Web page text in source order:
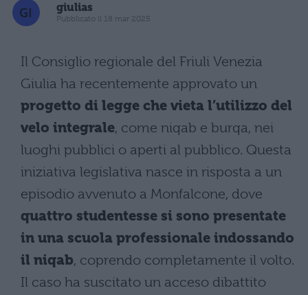
giulias
Pubblicato il 18 mar 2025
Il Consiglio regionale del Friuli Venezia
Giulia ha recentemente approvato un
progetto di legge che vieta l’utilizzo del
velo integrale, come niqab e burqa, nei
luoghi pubblici o aperti al pubblico. Questa
iniziativa legislativa nasce in risposta a un
episodio avvenuto a Monfalcone, dove
quattro studentesse si sono presentate
in una scuola professionale indossando
il niqab, coprendo completamente il volto.
Il caso ha suscitato un acceso dibattito